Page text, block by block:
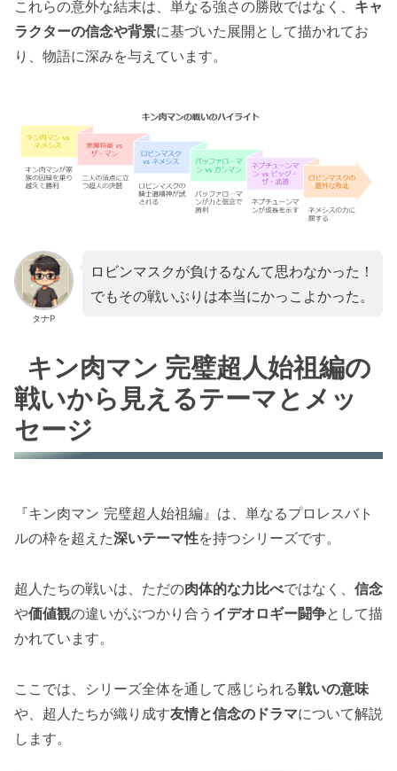
これらの意外な結末は、単なる強さの勝敗ではなく、 キャ
ラクターの信念や背景に基づいた展開として描かれてお
り、物語に深みを与えています。
タナP
ロビンマスクが負けるなんて思わなかった！
でもその戦いぶりは本当にかっこよかった。
キン肉マン 完璧超人始祖編の
戦いから見えるテーマとメッ
セージ
『キン肉マン 完璧超人始祖編』は、単なるプロレスバト
ルの枠を超えた深いテーマ性を持つシリーズです。
超人たちの戦いは、ただの肉体的な力比べではなく、 信念
や価値観の違いがぶつかり合う イデオロギー闘争として描
かれています。
ここでは、シリーズ全体を通して感じられる戦いの意味
や、超人たちが織り成す友情と信念のドラマについて解説
します。